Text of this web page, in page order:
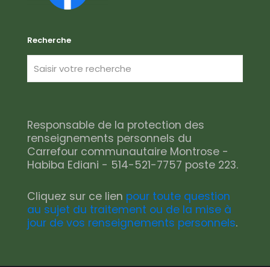
Recherche
Responsable de la protection des
renseignements personnels du
Carrefour communautaire Montrose -
Habiba Ediani - 514-521-7757 poste 223.
Cliquez sur ce lien pour toute question
au sujet du traitement ou de la mise à
jour de vos renseignements personnels.